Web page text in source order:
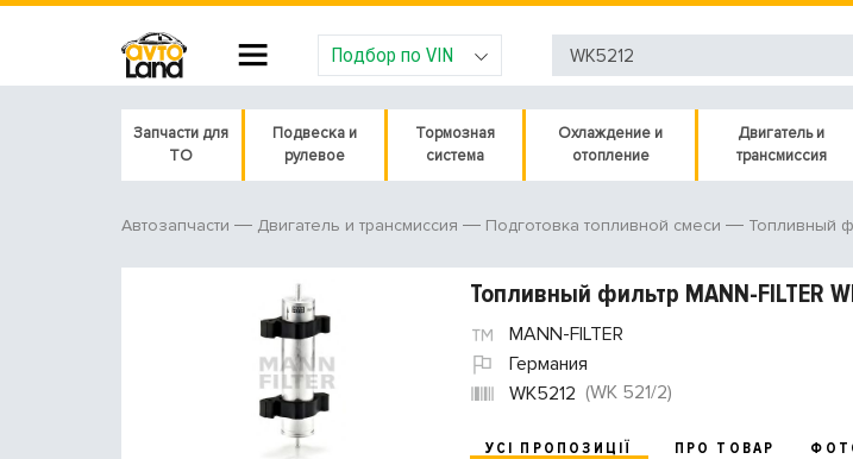
Подбор по VIN
Запчасти для
ТО
Подвеска и
рулевое
Тормозная
система
Охлаждение и
отопление
Двигатель и
трансмиссия
Автозапчасти Двигатель и трансмиссия Подготовка топливной смеси Топливный
Топливный фильтр MANN-FILTER
MANN-FILTER
Германия
WK5212 (WK 521/2)
УСІ ПРОПОЗИЦІЇ ПРО ТОВАР